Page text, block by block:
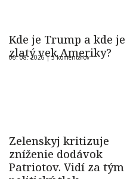
Kde je Trump a kde je
zlatý vek Ameriky?
06. 08. 2026 |5 komentárov
Zelenskyj kritizuje
zníženie dodávok
Patriotov. Vidí za tým